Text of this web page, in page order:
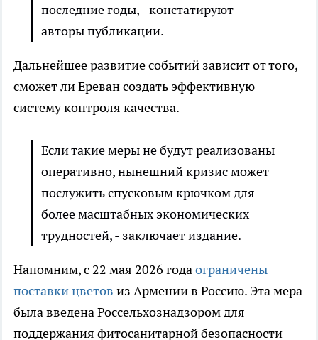
последние годы, - констатируют
авторы публикации.
Дальнейшее развитие событий зависит от того,
сможет ли Ереван создать эффективную
систему контроля качества.
Если такие меры не будут реализованы
оперативно, нынешний кризис может
послужить спусковым крючком для
более масштабных экономических
трудностей, - заключает издание.
Напомним, с 22 мая 2026 годаограничены
поставки цветов из Армении в Россию. Эта мера
была введена Россельхознадзором для
поддержания фитосанитарной безопасности